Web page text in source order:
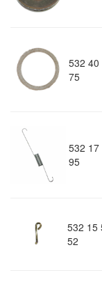
532 40
75
532 17
95
532 15
52